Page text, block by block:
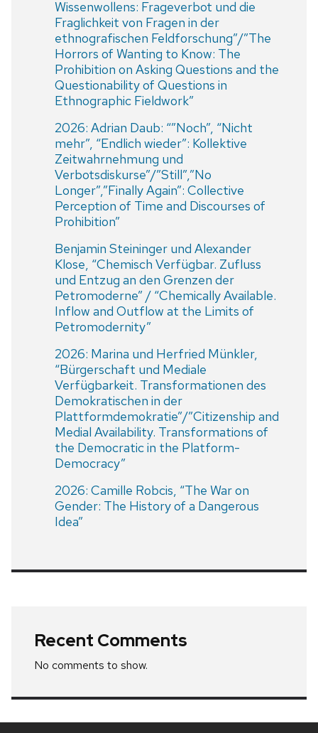
Wissenwollens: Frageverbot und die
Fraglichkeit von Fragen in der
ethnografischen Feldforschung”/”The
Horrors of Wanting to Know: The
Prohibition on Asking Questions and the
Questionability of Questions in
Ethnographic Fieldwork”
2026: Adrian Daub: “”Noch”, “Nicht
mehr”, “Endlich wieder”: Kollektive
Zeitwahrnehmung und
Verbotsdiskurse”/”Still”,”No
Longer”,”Finally Again”: Collective
Perception of Time and Discourses of
Prohibition”
Benjamin Steininger und Alexander
Klose, “Chemisch Verfügbar. Zufluss
und Entzug an den Grenzen der
Petromoderne” / “Chemically Available.
Inflow and Outflow at the Limits of
Petromodernity”
2026: Marina und Herfried Münkler,
“Bürgerschaft und Mediale
Verfügbarkeit. Transformationen des
Demokratischen in der
Plattformdemokratie”/”Citizenship and
Medial Availability. Transformations of
the Democratic in the Platform-
Democracy”
2026: Camille Robcis, “The War on
Gender: The History of a Dangerous
Idea”
Recent Comments
No comments to show.